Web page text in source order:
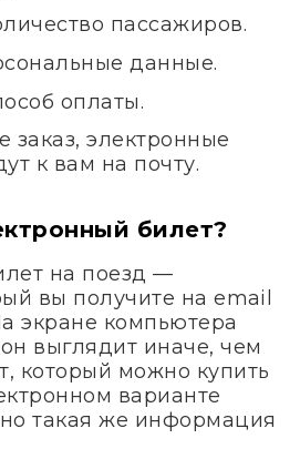
пассажиров.
данные.
оплаты.
заказ, электронные
к вам на почту.
билет?
на поезд —
вы получите на email
экране компьютера
выглядит иначе, чем
который можно купить
варианте
такая же информация